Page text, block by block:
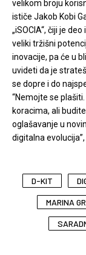
velikom broju
ističe Jakob Kobi
„iSOCIA“, čiji je
veliki tržišni
inovacije, pa će u
uvideti da je
se dopre i do
“Nemojte se
koracima, ali
oglašavanje u
digitalna
D-KIT
MARINA